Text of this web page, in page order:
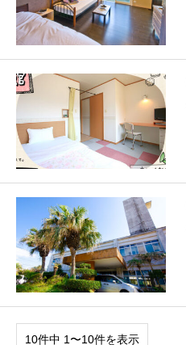
10件中 1〜10件を表示